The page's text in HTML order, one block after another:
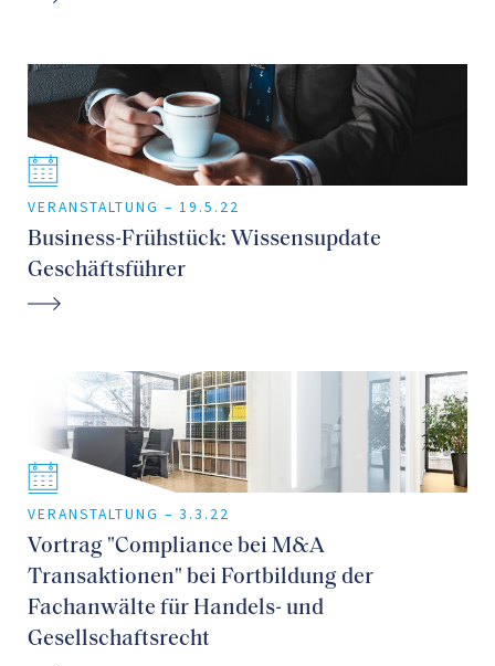
VERANSTALTUNG – 19.5.22
Business-Frühstück: Wissensupdate
Geschäftsführer
VERANSTALTUNG – 3.3.22
Vortrag "Compliance bei M&A
Transaktionen" bei Fortbildung der
Fachanwälte für Handels- und
Gesellschaftsrecht